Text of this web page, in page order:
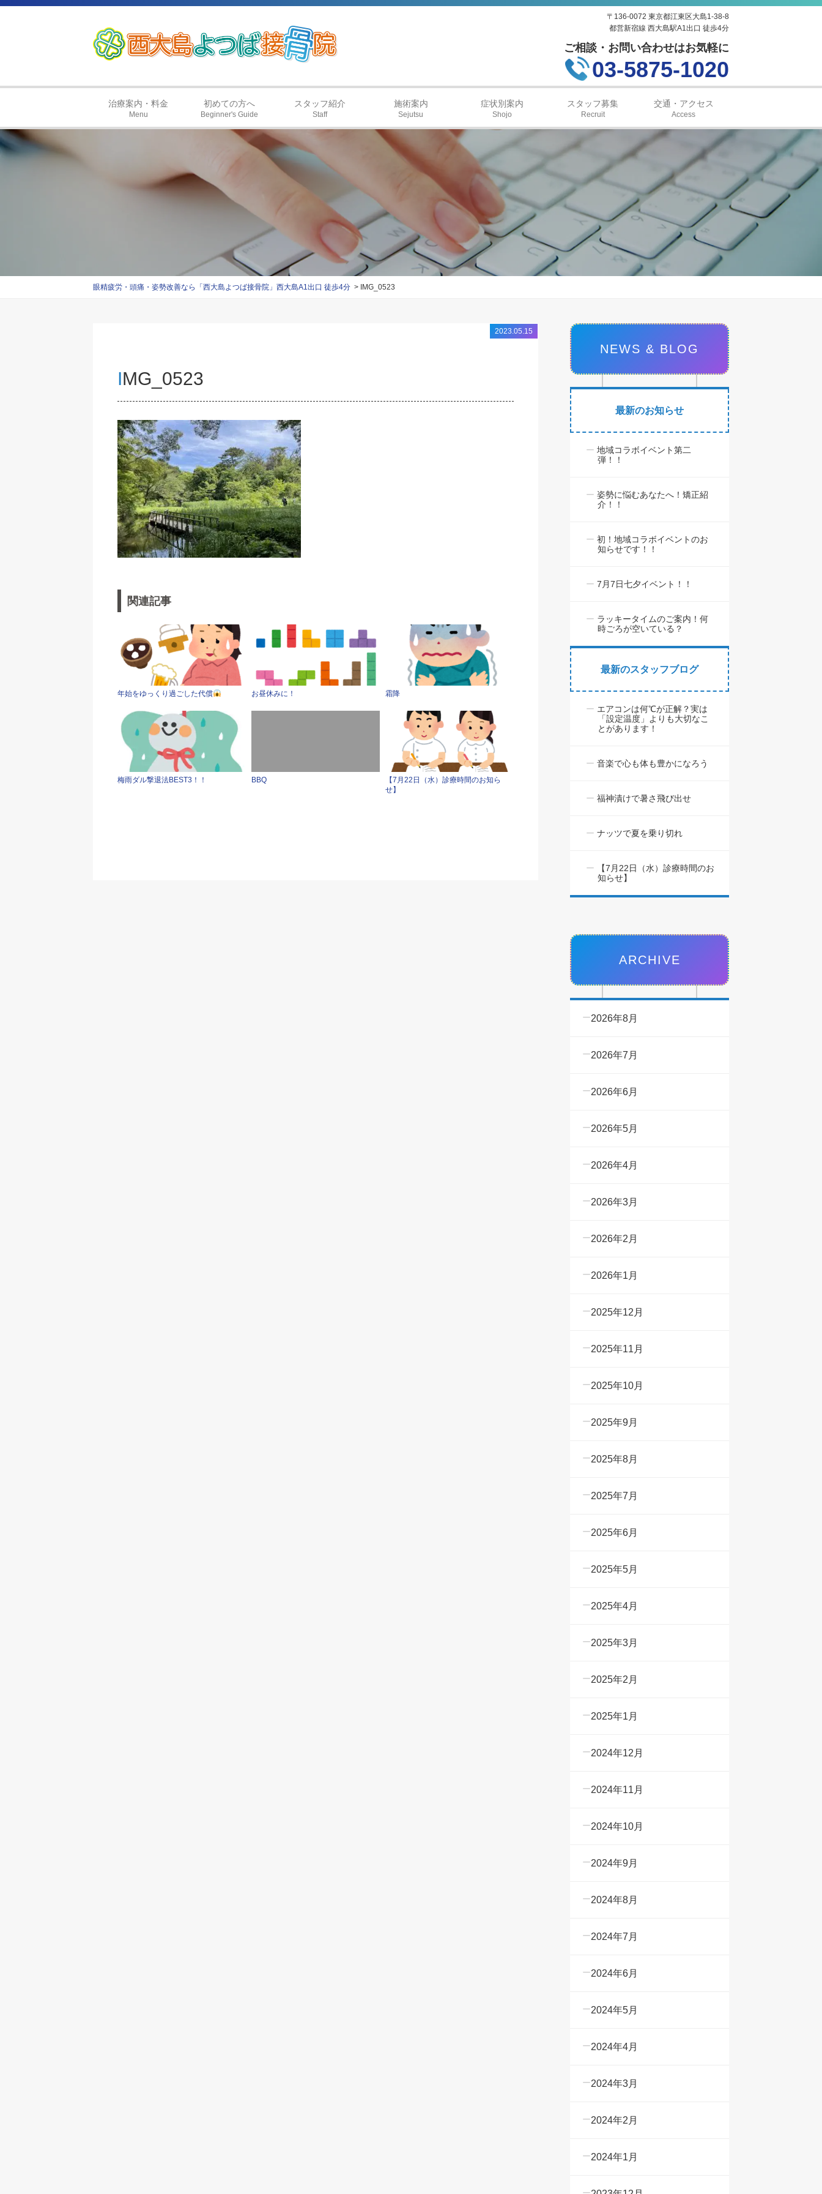
〒136-0072 東京都江東区大島1-38-8
都営新宿線 西大島駅A1出口 徒歩4分
ご相談・お問い合わせはお気軽に
03-5875-1020
治療案内・料金
Menu
初めての方へ
Beginner's Guide
スタッフ紹介
Staff
施術案内
Sejutsu
症状別案内
Shojo
スタッフ募集
Recruit
交通・アクセス
Access
眼精疲労・頭痛・姿勢改善なら「西大島よつば接骨院」西大島A1出口 徒歩4分 IMG_0523
2023.05.15
IMG_0523
関連記事
年始をゆっくり過ごした代償 お昼休みに！ 霜降
梅雨ダル撃退法BEST3！！ BBQ
【7月22日（水）診療時間のお知ら
せ】
NEWS & BLOG
最新のお知らせ
地域コラボイベント第二
弾！！
姿勢に悩むあなたへ！矯正紹
介！！
初！地域コラボイベントのお
知らせです！！
7月7日七夕イベント！！
ラッキータイムのご案内！何
時ごろが空いている？
最新のスタッフブログ
エアコンは何℃が正解？実は
「設定温度」よりも大切なこ
とがあります！
音楽で心も体も豊かになろう
福神漬けで暑さ飛び出せ
ナッツで夏を乗り切れ
【7月22日（水）診療時間のお
知らせ】
ARCHIVE
2026年8月
2026年7月
2026年6月
2026年5月
2026年4月
2026年3月
2026年2月
2026年1月
2025年12月
2025年11月
2025年10月
2025年9月
2025年8月
2025年7月
2025年6月
2025年5月
2025年4月
2025年3月
2025年2月
2025年1月
2024年12月
2024年11月
2024年10月
2024年9月
2024年8月
2024年7月
2024年6月
2024年5月
2024年4月
2024年3月
2024年2月
2024年1月